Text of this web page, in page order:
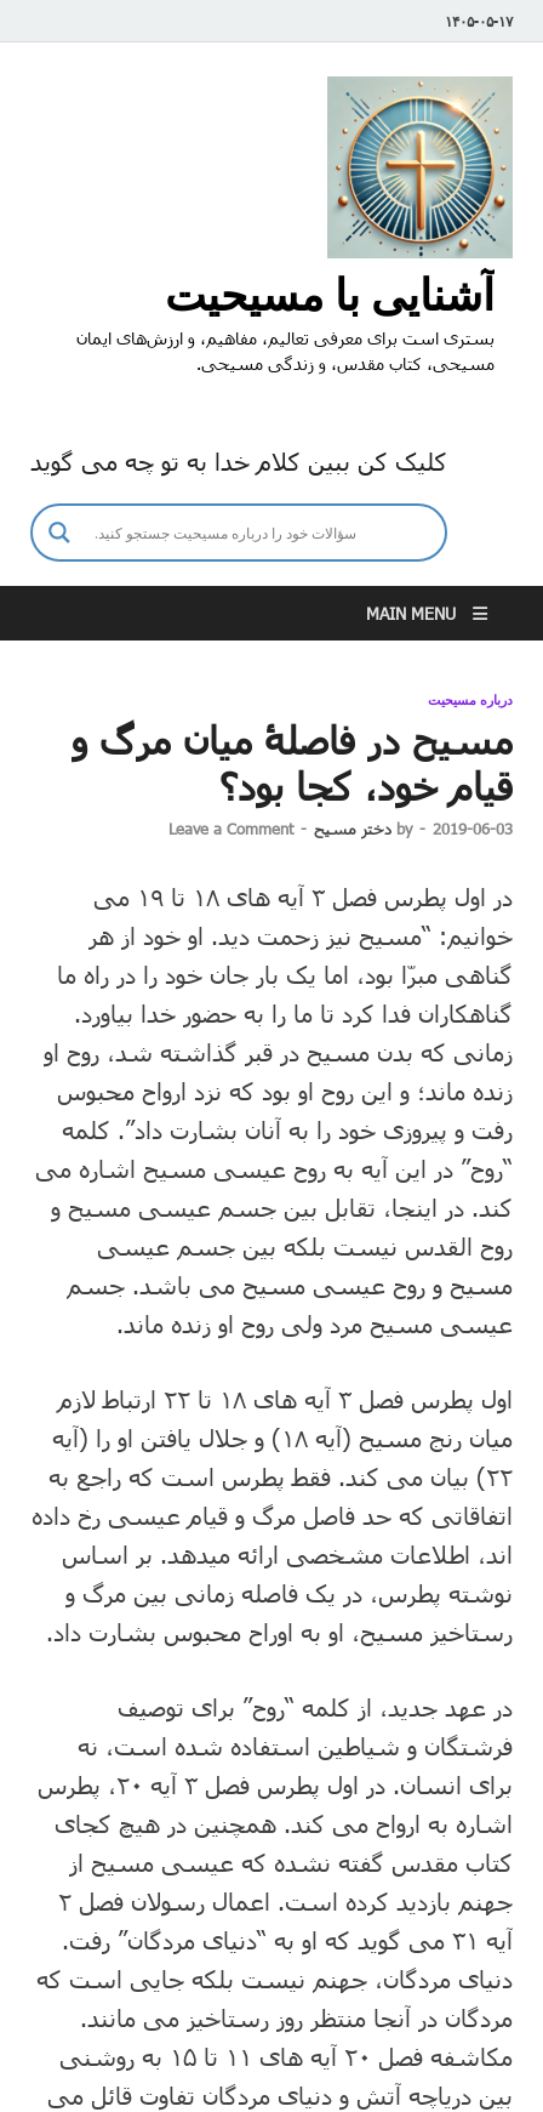
۱۴۰۵-۰۵-۱۷
آشنایی با مسیحیت
بستری است برای معرفی تعالیم، مفاهیم، و ارزش‌های ایمان
مسیحی، کتاب مقدس، و زندگی مسیحی.
کلیک کن ببین کلام خدا به تو چه می گوید
MAIN MENU
درباره مسیحیت
مسیح در فاصلۀ میان مرگ و
قیام خود، کجا بود؟
2019-06-03
-
by دختر مسیح -
Leave a Comment
در اول پطرس فصل ۳ آیه های ۱۸ تا ۱۹ می
خوانیم: “مسیح نیز زحمت دید. او خود از هر
گناهی مبرّا بود، اما یک بار جان خود را در راه ما
گناهکاران فدا کرد تا ما را به حضور خدا بیاورد.
زمانی که بدن مسیح در قبر گذاشته شد، روح او
زنده ماند؛ و این روح او بود که نزد ارواح محبوس
رفت و پیروزی خود را به آنان بشارت داد”. کلمه
“روح” در این آیه به روح عیسی مسیح اشاره می
کند. در اینجا، تقابل بین جسم عیسی مسیح و
روح القدس نیست بلکه بین جسم عیسی
مسیح و روح عیسی مسیح می باشد. جسم
عیسی مسیح مرد ولی روح او زنده ماند.
اول پطرس فصل ۳ آیه های ۱۸ تا ۲۲ ارتباط لازم
میان رنج مسیح (آیه ۱۸) و جلال یافتن او را (آیه
۲۲) بیان می کند. فقط پطرس است که راجع به
اتفاقاتی که حد فاصل مرگ و قیام عیسی رخ داده
اند، اطلاعات مشخصی ارائه میدهد. بر اساس
نوشته پطرس، در یک فاصله زمانی بین مرگ و
رستاخیز مسیح، او به اوراح محبوس بشارت داد.
در عهد جدید، از کلمه “روح” برای توصیف
فرشتگان و شیاطین استفاده شده است، نه
برای انسان. در اول پطرس فصل ۳ آیه ۲۰، پطرس
اشاره به ارواح می کند. همچنین در هیچ کجای
کتاب مقدس گفته نشده که عیسی مسیح از
جهنم بازدید کرده است. اعمال رسولان فصل ۲
آیه ۳۱ می گوید که او به “دنیای مردگان” رفت.
دنیای مردگان، جهنم نیست بلکه جایی است که
مردگان در آنجا منتظر روز رستاخیز می مانند.
مکاشفه فصل ۲۰ آیه های ۱۱ تا ۱۵ به روشنی
بین دریاچه آتش و دنیای مردگان تفاوت قائل می